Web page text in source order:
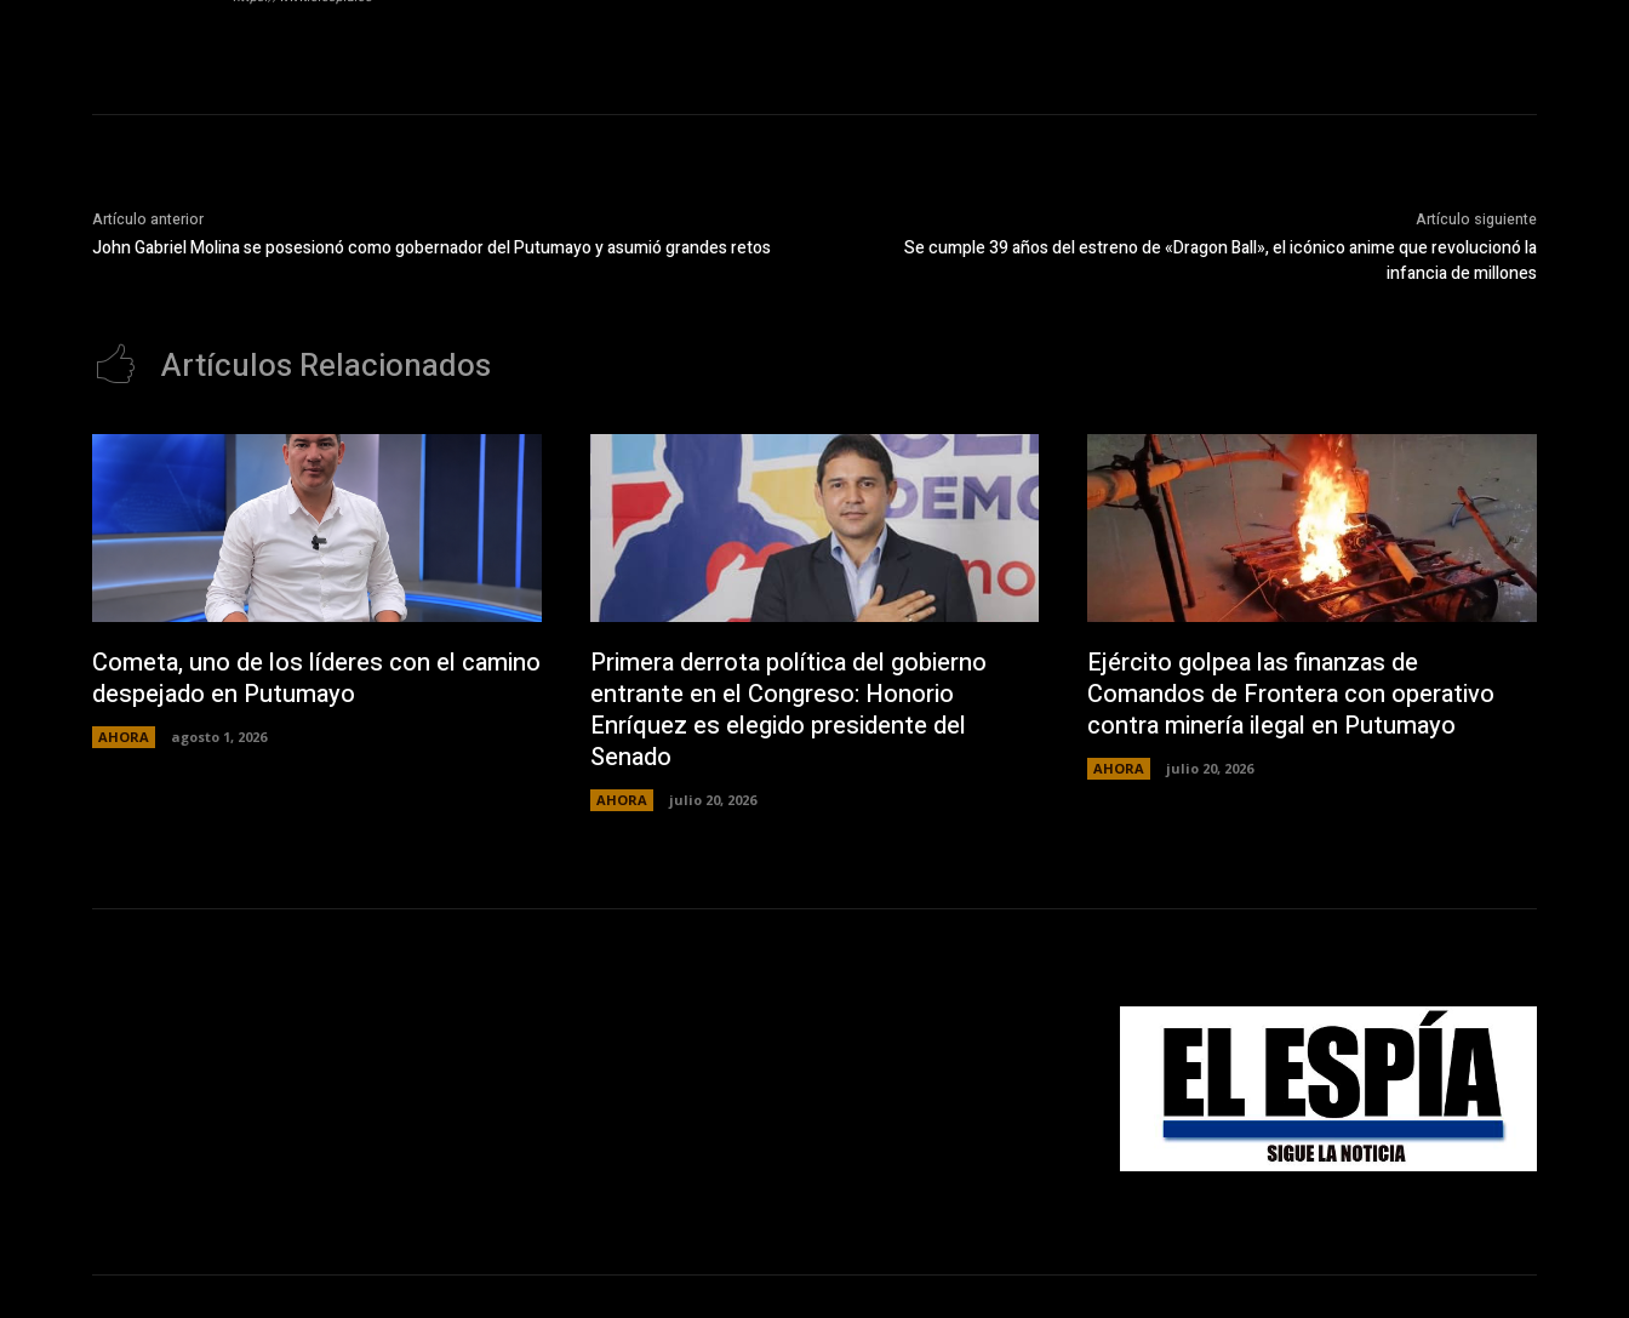
Artículo anterior
John Gabriel Molina se posesionó como gobernador del Putumayo y asumió grandes retos
Artículo siguiente
Se cumple 39 años del estreno de «Dragon Ball», el icónico anime que revolucionó la
infancia de millones
Artículos Relacionados
Cometa, uno de los líderes con el camino
despejado en Putumayo
AHORA agosto 1, 2026
Primera derrota política del gobierno
entrante en el Congreso: Honorio
Enríquez es elegido presidente del
Senado
AHORA julio 20, 2026
Ejército golpea las finanzas de
Comandos de Frontera con operativo
contra minería ilegal en Putumayo
AHORA julio 20, 2026